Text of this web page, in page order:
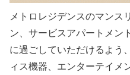
メトロレジデンスのマンス
ン、サービスアパートメン
に過ごしていただけるよう
ィス機器、エンターテイメ